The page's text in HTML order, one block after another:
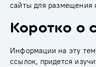
сайты для размещения
Коротко о
Информации на эту
ссылок, придется